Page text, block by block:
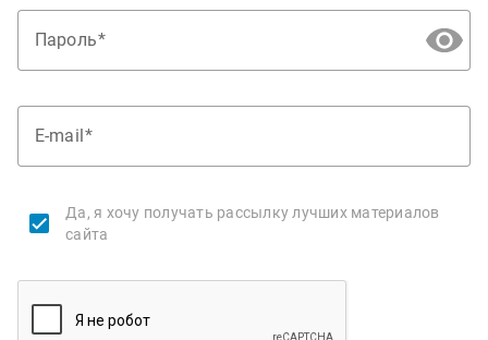
Пароль
E-mail
Да, я хочу получать рассылку лучших материалов
сайта